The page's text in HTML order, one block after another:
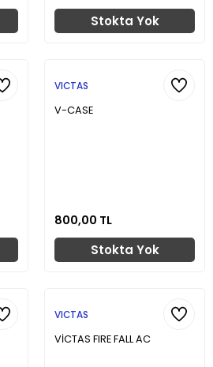
Stokta Yok
VICTAS
V-CASE
800,00 TL
Stokta Yok
VICTAS
VİCTAS FIRE FALL AC